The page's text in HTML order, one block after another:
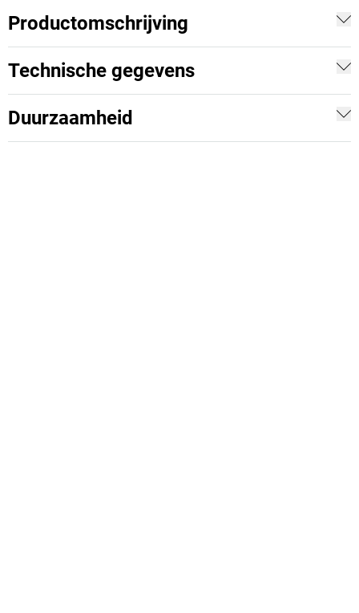
Productomschrijving
Technische gegevens
Duurzaamheid